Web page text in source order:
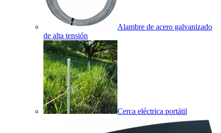
Alambre de acero galvanizado
de alta tensión
Cerca eléctrica portátil